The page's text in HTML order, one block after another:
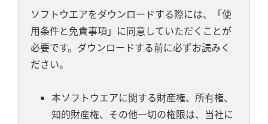
ソフトウエアをダウンロードする際には、「使
用条件と免責事項」に同意していただくことが
必要です。ダウンロードする前に必ずお読みく
ださい。
本ソフトウエアに関する財産権、所有権、
知的財産権、その他一切の権限は、当社に